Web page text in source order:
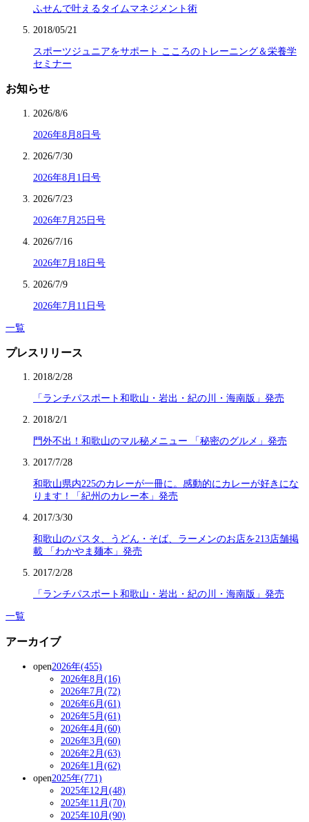
ふせんで叶えるタイムマネジメント術
2018/05/21
スポーツジュニアをサポート こころのトレーニング＆栄養学
セミナー
お知らせ
2026/8/6
2026年8月8日号
2026/7/30
2026年8月1日号
2026/7/23
2026年7月25日号
2026/7/16
2026年7月18日号
2026/7/9
2026年7月11日号
一覧
プレスリリース
2018/2/28
「ランチパスポート和歌山・岩出・紀の川・海南版」発売
2018/2/1
門外不出！和歌山のマル秘メニュー 「秘密のグルメ」発売
2017/7/28
和歌山県内225のカレーが一冊に。感動的にカレーが好きにな
ります！「紀州のカレー本」発売
2017/3/30
和歌山のパスタ、うどん・そば、ラーメンのお店を213店舗掲
載 「わかやま麺本」発売
2017/2/28
「ランチパスポート和歌山・岩出・紀の川・海南版」発売
一覧
アーカイブ
open2026年(455)
2026年8月(16)
2026年7月(72)
2026年6月(61)
2026年5月(61)
2026年4月(60)
2026年3月(60)
2026年2月(63)
2026年1月(62)
open2025年(771)
2025年12月(48)
2025年11月(70)
2025年10月(90)